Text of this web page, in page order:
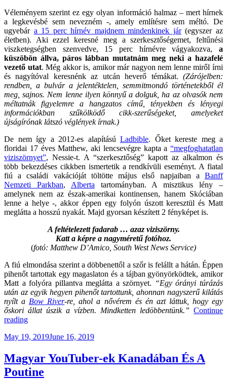
Véleményem szerint ez egy olyan információ halmaz – mert hírnek
a legkevésbé sem nevezném -, amely említésre sem méltó. De
ugyebár a 15 perc hírnév majdnem mindenkinek jár(egyszer az
életben). Aki ezzel keresné meg a szerkesztőségemet, feltűnési
viszketegségben szenvedve, 15 perc hírnévre vágyakozva, a
küszöbön állva, páros lábban mutatnám meg neki a hazafelé
vezető utat. Még akkor is, amikor már nagyon nem lenne miről írni
és nagyítóval keresnénk az utcán heverő témákat. (Zárójelben:
rendben, a bulvár a jelentéktelen, semmitmondó történetekből él
meg, sajnos. Nem lenne ilyen könnyű a dolguk, ha az olvasók nem
méltatnák figyelemre a hangzatos című, tényekben és lényegi
információkban szűkölködő cikk-szerűségeket, amelyeket
újságírónak látszó véglények írnak.)
De nem így a 2012-es alapítású Ladbible. Őket kereste meg a
floridai 17 éves Matthew, aki lencsevégre kapta a “megfoghatatlan
viziszörnyet”, Nessie-t. A “szerkesztőség” kapott az alkalmon és
több bekezdéses cikkben ismertetik a rendkívüli eseményt. A fiatal
fiú a családi vakációját töltötte május első napjaiban a Banff
Nemzeti Parkban, Alberta tartományban. A misztikus lény –
amelynek nem az észak-amerikai kontinensen, hanem Skóciában
lenne a helye -, akkor éppen egy folyón úszott keresztül és Matt
meglátta a hosszú nyakát. Majd gyorsan készített 2 fényképet is.
A feltételezett fadarab … azaz viziszörny.
Katt a képre a nagyméretű fotóhoz.
(fotó: Matthew D’Amico, South West News Service)
A fiú elmondása szerint a döbbenettől a szőr is felállt a hátán. Éppen
pihenőt tartottak egy magaslaton és a tájban gyönyörködtek, amikor
Matt a folyóra pillantva meglátta a szörnyet. “Egy órányi túrázás
után az egyik hegyen pihenőt tartottunk, ahonnan nagyszerű kilátás
nyílt a Bow River-re, ahol a nővérem és én azt láttuk, hogy egy
őskori állat úszik a vízben. Mindketten ledöbbentünk.” Continue
reading“A
És
Valóság”
Posted
May 19, 2019June 16, 2019
Magyar YouTuber-ek Kanadában És A
Poutine